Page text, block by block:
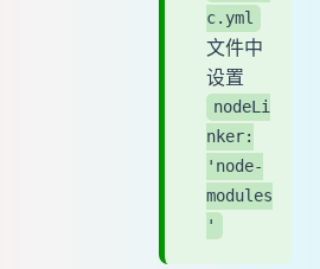
c.yml
文件中
设置
nodeLi
nker:
'node-
modules
'